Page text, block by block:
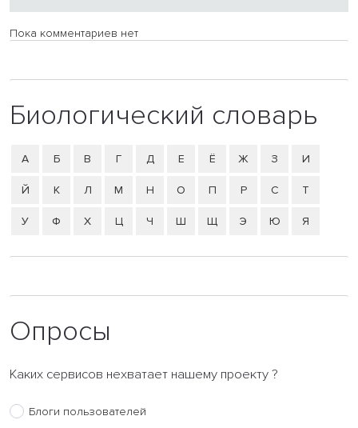
Пока комментариев нет
Биологический словарь
А Б В Г Д Е Ё Ж З И
Й К Л М Н О П Р С Т
У Ф Х Ц Ч Ш Щ Э Ю Я
Опросы
Каких сервисов нехватает нашему проекту ?
Блоги пользователей